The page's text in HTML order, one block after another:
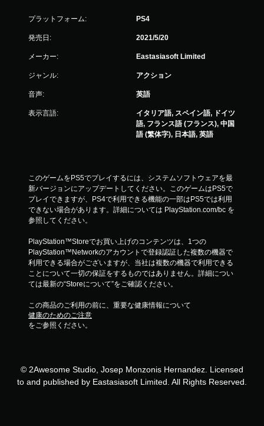
プラットフォーム: PS4
発売日: 2021/5/20
メーカー: Eastasiasoft Limited
ジャンル: アクション
音声: 英語
表示言語:
イタリア語, スペイン語, ドイツ
語, フランス語 (フランス), 中国
語 (繁体字), 日本語, 英語
このゲームをPS5でプレイするには、システムソフトウェアを最
新バージョンにアップデートしてください。このゲームはPS5で
プレイできますが、PS4で利用できる機能の一部はPS5では利用
できない場合があります。詳細については PlayStation.com/bc を
参照してください。
PlayStation™Storeでお買い上げのコンテンツは、1つの
PlayStation™Networkのアカウントで登録認証した複数の機器で
利用できる場合がございますが、当社は複数の機器で利用できる
ことについて一切の保証をするものではありません。詳細につい
ては最新の“Storeについて”をご確認ください。
この商品のご利用の前に、重要な健康情報について
健康のためのご注意
をご参照ください。
© 2Awesome Studio, Josep Monzonis Hernandez. Licensed
to and published by Eastasiasoft Limited. All Rights Reserved.